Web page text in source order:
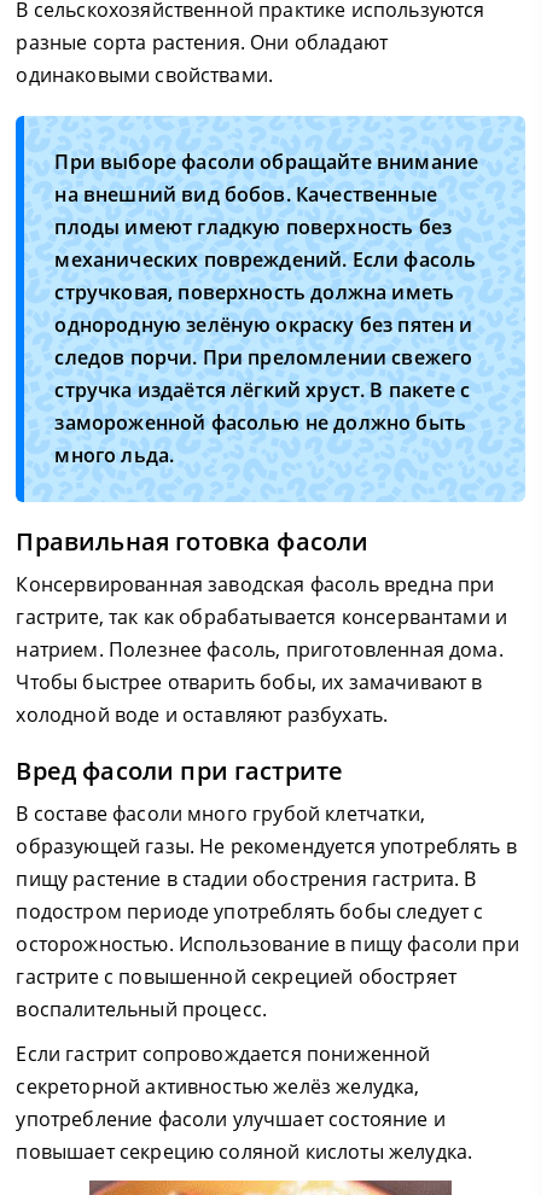
В сельскохозяйственной практике используются
разные сорта растения. Они обладают
одинаковыми свойствами.
При выборе фасоли обращайте внимание
на внешний вид бобов. Качественные
плоды имеют гладкую поверхность без
механических повреждений. Если фасоль
стручковая, поверхность должна иметь
однородную зелёную окраску без пятен и
следов порчи. При преломлении свежего
стручка издаётся лёгкий хруст. В пакете с
замороженной фасолью не должно быть
много льда.
Правильная готовка фасоли
Консервированная заводская фасоль вредна при
гастрите, так как обрабатывается консервантами и
натрием. Полезнее фасоль, приготовленная дома.
Чтобы быстрее отварить бобы, их замачивают в
холодной воде и оставляют разбухать.
Вред фасоли при гастрите
В составе фасоли много грубой клетчатки,
образующей газы. Не рекомендуется употреблять в
пищу растение в стадии обострения гастрита. В
подостром периоде употреблять бобы следует с
осторожностью. Использование в пищу фасоли при
гастрите с повышенной секрецией обостряет
воспалительный процесс.
Если гастрит сопровождается пониженной
секреторной активностью желёз желудка,
употребление фасоли улучшает состояние и
повышает секрецию соляной кислоты желудка.